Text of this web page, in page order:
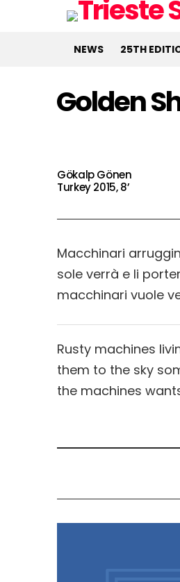
NEWS 25TH
Golden
Gökalp Gönen
Turkey 2015, 8’
Macchinari
sole verrà e li
macchinari vuole
Rusty machines
them to the sky
the machines